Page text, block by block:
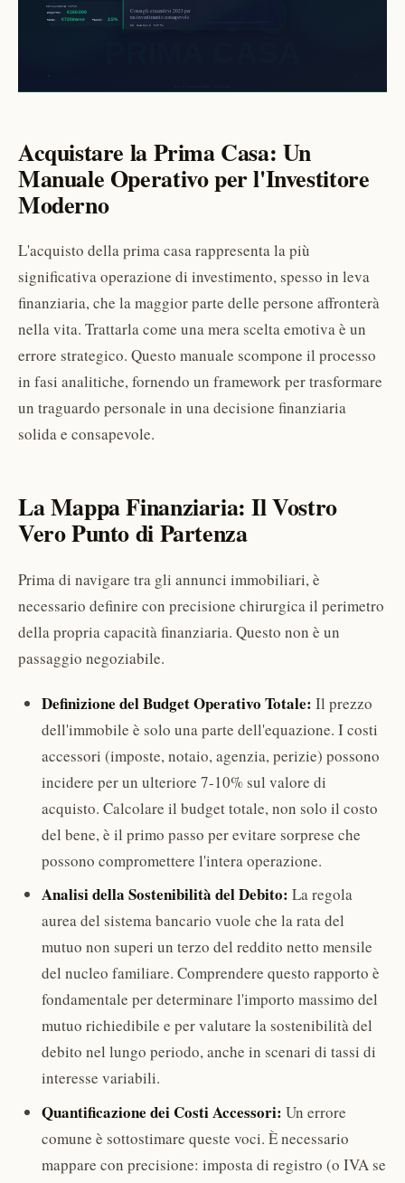
Acquistare la Prima Casa: Un
Manuale Operativo per l'Investitore
Moderno
L'acquisto della prima casa rappresenta la più
significativa operazione di investimento, spesso in leva
finanziaria, che la maggior parte delle persone affronterà
nella vita. Trattarla come una mera scelta emotiva è un
errore strategico. Questo manuale scompone il processo
in fasi analitiche, fornendo un framework per trasformare
un traguardo personale in una decisione finanziaria
solida e consapevole.
La Mappa Finanziaria: Il Vostro
Vero Punto di Partenza
Prima di navigare tra gli annunci immobiliari, è
necessario definire con precisione chirurgica il perimetro
della propria capacità finanziaria. Questo non è un
passaggio negoziabile.
Definizione del Budget Operativo Totale: Il prezzo
dell'immobile è solo una parte dell'equazione. I costi
accessori (imposte, notaio, agenzia, perizie) possono
incidere per un ulteriore 7-10% sul valore di
acquisto. Calcolare il budget totale, non solo il costo
del bene, è il primo passo per evitare sorprese che
possono compromettere l'intera operazione.
Analisi della Sostenibilità del Debito: La regola
aurea del sistema bancario vuole che la rata del
mutuo non superi un terzo del reddito netto mensile
del nucleo familiare. Comprendere questo rapporto è
fondamentale per determinare l'importo massimo del
mutuo richiedibile e per valutare la sostenibilità del
debito nel lungo periodo, anche in scenari di tassi di
interesse variabili.
Quantificazione dei Costi Accessori: Un errore
comune è sottostimare queste voci. È necessario
mappare con precisione: imposta di registro (o IVA se